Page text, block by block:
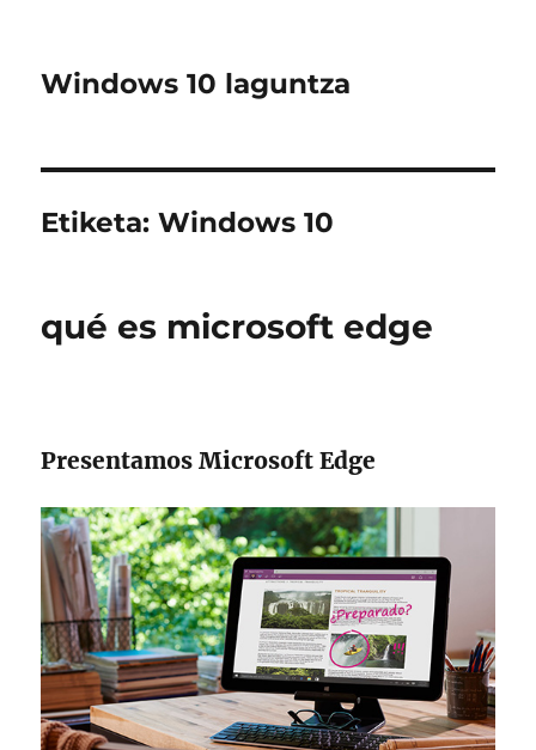
Windows 10 laguntza
Etiketa:Windows 10
qué es microsoft edge
Presentamos Microsoft Edge